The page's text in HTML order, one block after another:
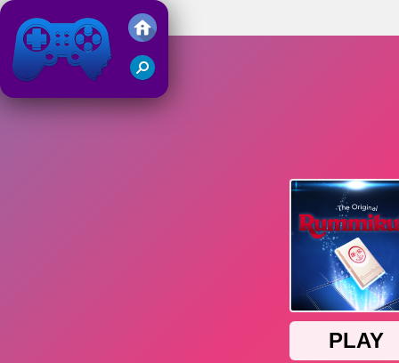
Juegos Friv 2019
Rummikub